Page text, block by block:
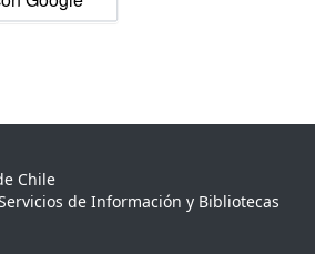
Chile
de Información y Bibliotecas